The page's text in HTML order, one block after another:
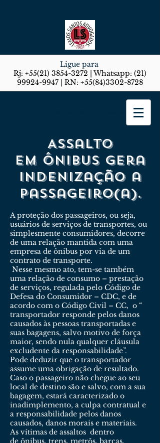
Ligue para
Rj: +55(21) 3854-3272 | Whatsapp: (21)
99924-9947 | RN: +55(84)3302-8728
Assalto
em ônibus gera
indenização a
passageiro(a).
A proteção dos passageiros, ou seja,
usuários de serviços de transportes, ou
simplesmente consumidores, decorre
de uma relação mantida com uma
empresa de ônibus por via de um
contrato de transporte.
Nesse mesmo ato, tem-se também
uma relação de consumo – prestação
de serviços, regulada pelo Código de
Defesa do Consumidor – CDC, e de
acordo com o Código Civil – CC, o “
transportador responde pelos danos
causados às pessoas transportadas e
suas bagagens, salvo motivo de força
maior, sendo nula qualquer cláusula
excludente da responsabilidade”.
Pode deduzir que o transportador
assume uma obrigação de resultado.
Caso o passageiro não chegue ao seu
local de destino são e salvo, com a sua
bagagem, estará caracterizado o
inadimplemento, a culpa contratual e
a responsabilidade pelos danos
causados, danos morais e materiais.
As vítimas de assaltos dentro
de ônibus, trens, metrôs, barcas,